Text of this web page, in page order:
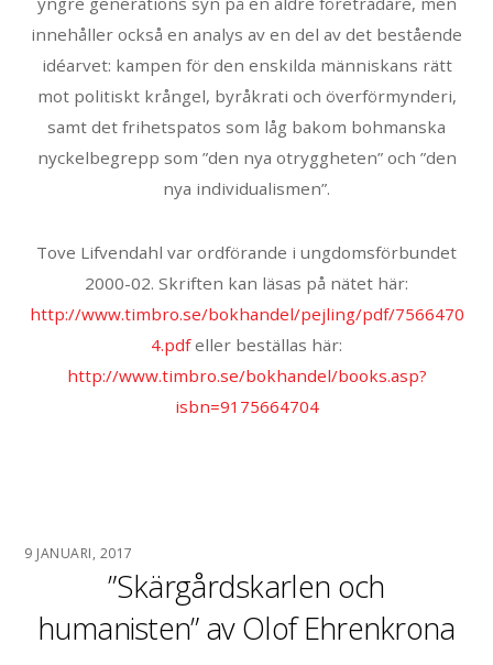
innehåller också en analys av en del av det bestående
idéarvet: kampen för den enskilda människans rätt
mot politiskt krångel, byråkrati och överförmynderi,
samt det frihetspatos som låg bakom bohmanska
nyckelbegrepp som ”den nya otryggheten” och ”den
nya individualismen”.
Tove Lifvendahl var ordförande i ungdomsförbundet
2000-02. Skriften kan läsas på nätet här:
http://www.timbro.se/bokhandel/pejling/pdf/7566470
4.pdfeller beställas här:
http://www.timbro.se/bokhandel/books.asp?
isbn=9175664704
9 JANUARI, 2017
”Skärgårdskarlen och
humanisten” av Olof Ehrenkrona